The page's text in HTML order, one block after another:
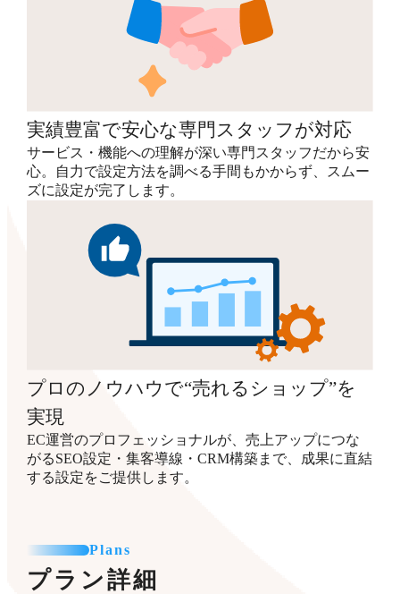
実績豊富で安心な専門スタッフが対応
サービス・機能への理解が深い専門スタッフだから安
心。自力で設定方法を調べる手間もかからず、スムー
ズに設定が完了します。
プロのノウハウで“売れるショップ”を
実現
EC運営のプロフェッショナルが、売上アップにつな
がるSEO設定・集客導線・CRM構築まで、成果に直結
する設定をご提供します。
Plans
プラン詳細